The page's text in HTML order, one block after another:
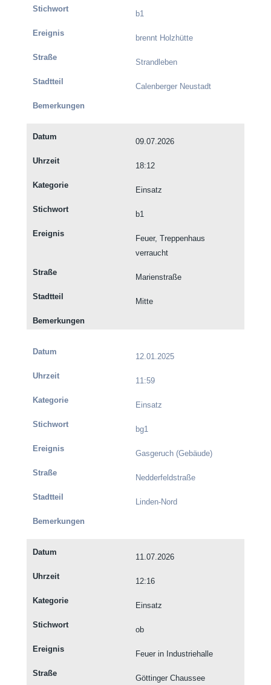
b1
brennt Holzhütte
Strandleben
Calenberger Neustadt
09.07.2026
18:12
Einsatz
b1
Feuer, Treppenhaus
verraucht
Marienstraße
Mitte
12.01.2025
11:59
Einsatz
bg1
Gasgeruch (Gebäude)
Nedderfeldstraße
Linden-Nord
11.07.2026
12:16
Einsatz
ob
Feuer in Industriehalle
Göttinger Chaussee